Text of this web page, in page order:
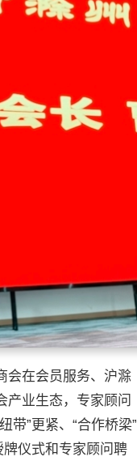
会在会员服务、沪滁
业生态，专家顾问
带”更紧、“合作桥梁”
牌仪式和专家顾问聘